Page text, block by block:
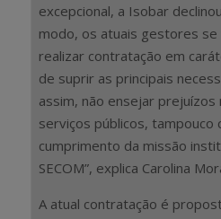
excepcional, a Isobar
modo, os atuais gestores se
realizar contratação em
de suprir as principais
assim, não ensejar
serviços públicos,
cumprimento da missão
SECOM”, explica Carolina
A atual contratação é